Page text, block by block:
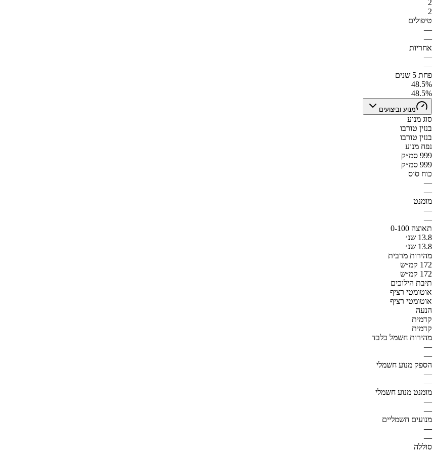
2
2
טיפולים
—
—
אחריות
—
—
פחת 5 שנים
48.5%
48.5%
מנוע וביצועים
סוג מנוע
בנזין טורבו
בנזין טורבו
נפח מנוע
999 סמ״ק
999 סמ״ק
כוח סוס
—
—
מומנט
—
—
תאוצה 0-100
13.8 שנ׳
13.8 שנ׳
מהירות מרבית
172 קמ״ש
172 קמ״ש
תיבת הילוכים
אוטומטי רציף
אוטומטי רציף
הנעה
קדמית
קדמית
מהירות חשמל בלבד
—
—
הספק מנוע חשמלי
—
—
מומנט מנוע חשמלי
—
—
מנועים חשמליים
—
—
סוללה